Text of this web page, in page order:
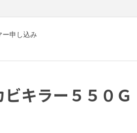
ー申し込み
キラー５５０Ｇ